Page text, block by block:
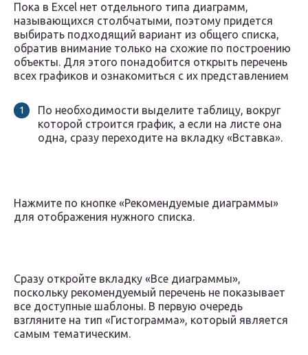
Пока в Excel нет отдельного типа диаграмм,
называющихся столбчатыми, поэтому придется
выбирать подходящий вариант из общего списка,
обратив внимание только на схожие по построению
объекты. Для этого понадобится открыть перечень
всех графиков и ознакомиться с их представлением
По необходимости выделите таблицу, вокруг
которой строится график, а если на листе она
одна, сразу переходите на вкладку «Вставка».
Нажмите по кнопке «Рекомендуемые диаграммы»
для отображения нужного списка.
Сразу откройте вкладку «Все диаграммы»,
поскольку рекомендуемый перечень не показывает
все доступные шаблоны. В первую очередь
взгляните на тип «Гистограмма», который является
самым тематическим.